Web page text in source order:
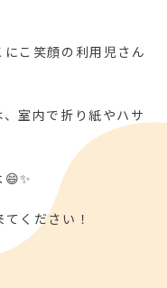
こ笑顔の利用児さん
室内で折り紙やハサ
ください！